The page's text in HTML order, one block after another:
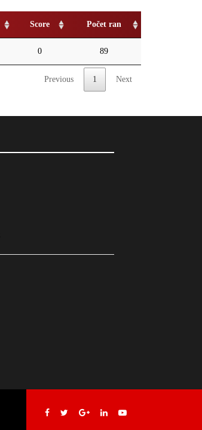
Score Počet ran
0 89
Previous 1 Next